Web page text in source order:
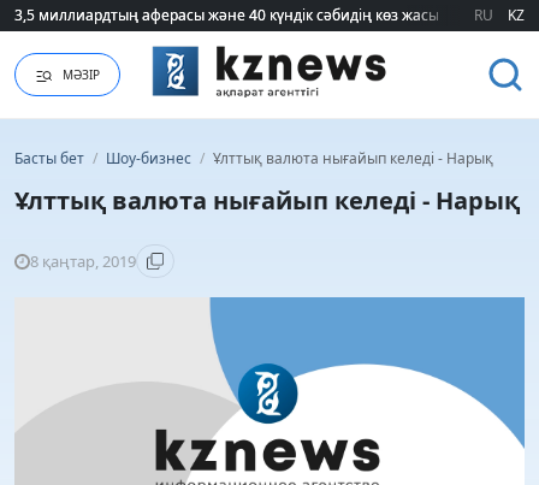
3,5 миллиардтың аферасы және 40 күндік сәбидің көз жасы:
3,5 миллиардтың аферасы және 40 күндік сәбидің көз жасы: RU KZ
МӘЗІР
Басты бет / Шоу-бизнес / Ұлттық валюта нығайып келеді - Нарық
Ұлттық валюта нығайып келеді - Нарық
8 қаңтар, 2019